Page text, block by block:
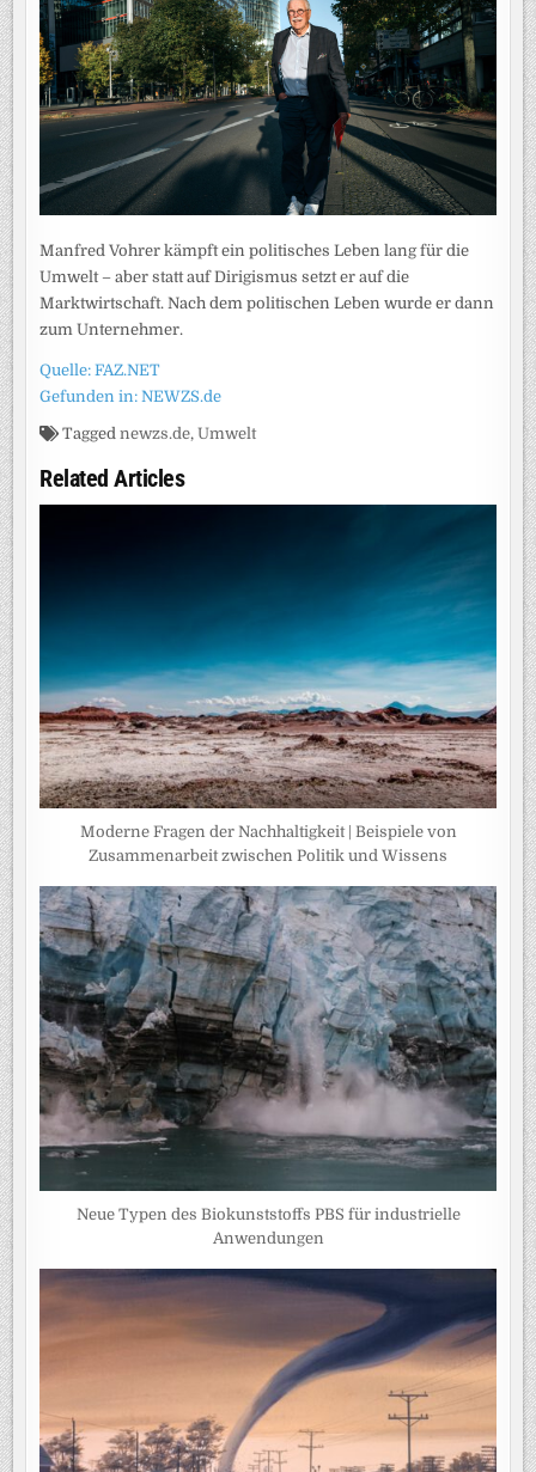
Manfred Vohrer kämpft ein politisches Leben lang für die
Umwelt – aber statt auf Dirigismus setzt er auf die
Marktwirtschaft. Nach dem politischen Leben wurde er dann
zum Unternehmer.
Quelle: FAZ.NET
Gefunden in: NEWZS.de
Taggednewzs.de,Umwelt
Related Articles
Moderne Fragen der Nachhaltigkeit | Beispiele von
Zusammenarbeit zwischen Politik und Wissens
Neue Typen des Biokunststoffs PBS für industrielle
Anwendungen